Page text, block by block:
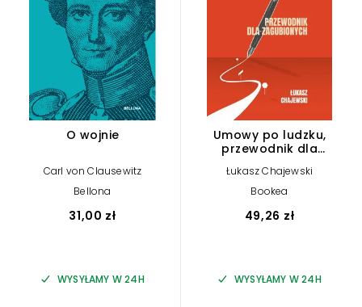
O wojnie
Carl von Clausewitz
Bellona
31,00 zł
WYSYŁAMY W 24H
Umowy po ludzku,
przewodnik dla
Łukasz Chajewski
Bookea
49,26 zł
WYSYŁAMY W 24H